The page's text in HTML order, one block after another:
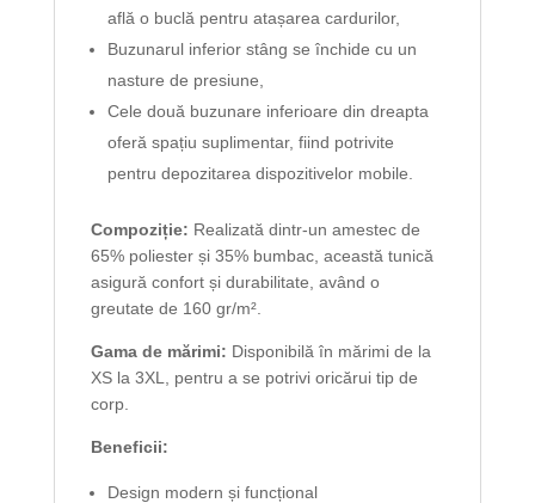
află o buclă pentru atașarea cardurilor,
Buzunarul inferior stâng se închide cu un
nasture de presiune,
Cele două buzunare inferioare din dreapta
oferă spațiu suplimentar, fiind potrivite
pentru depozitarea dispozitivelor mobile.
Compoziție: Realizată dintr-un amestec de
65% poliester și 35% bumbac, această tunică
asigură confort și durabilitate, având o
greutate de 160 gr/m².
Gama de mărimi: Disponibilă în mărimi de la
XS la 3XL, pentru a se potrivi oricărui tip de
corp.
Beneficii:
Design modern și funcțional